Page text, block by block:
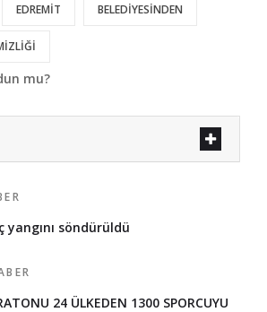
EDREMİT BELEDİYESİNDEN
mu?
yangını söndürüldü
24 ÜLKEDEN 1300 SPORCUYU